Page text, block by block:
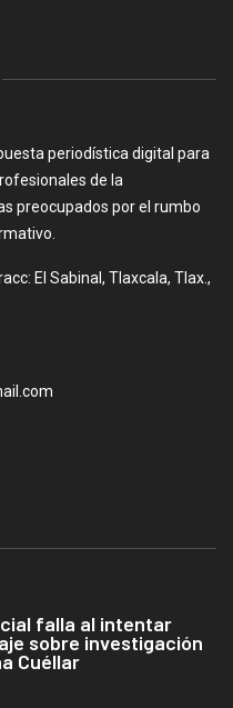
periodística digital para
de la
preocupados por el rumbo
El Sabinal, Tlaxcala, Tlax.,
falla al intentar
sobre investigación
Cuéllar